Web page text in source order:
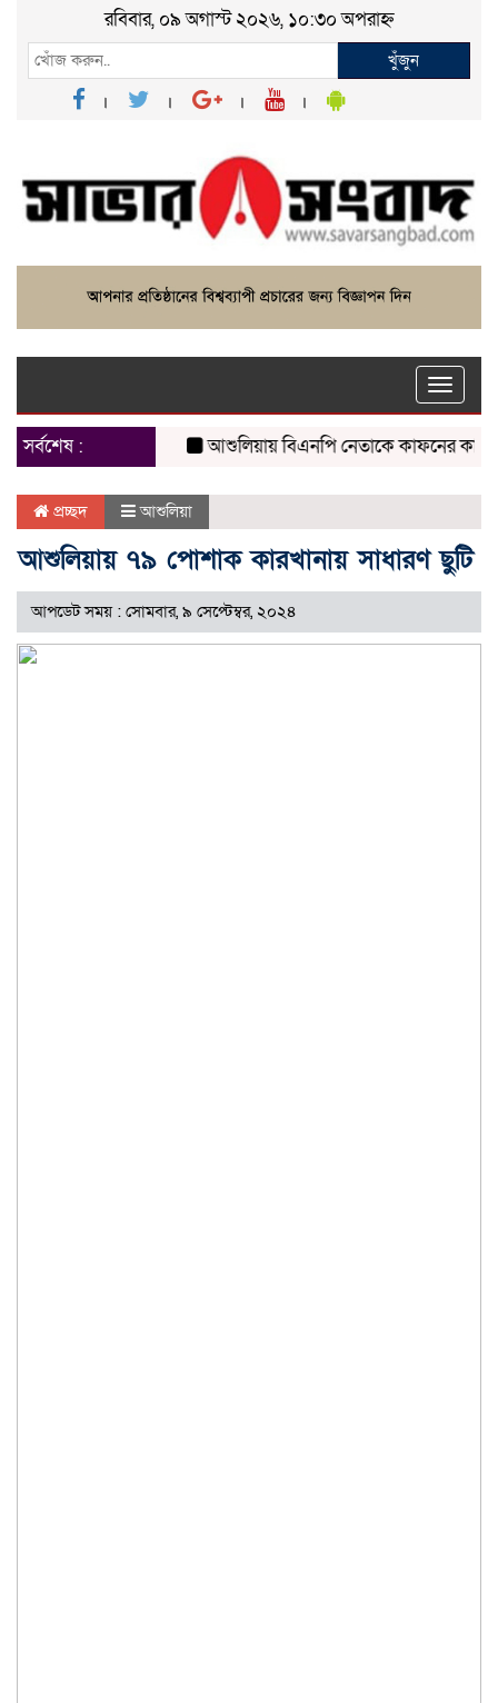
রবিবার, ০৯ অগাস্ট ২০২৬, ১০:৩০ অপরাহ্ন
খুঁজুন
Toggle
সর্বশেষ :
আশুলিয়ায় বিএনপি নেতাকে কাফনের কাপড়
প্রচ্ছদ আশুলিয়া
আশুলিয়ায় ৭৯ পোশাক কারখানায় সাধারণ ছুটি
আপডেট সময় : সোমবার, ৯ সেপ্টেম্বর, ২০২৪